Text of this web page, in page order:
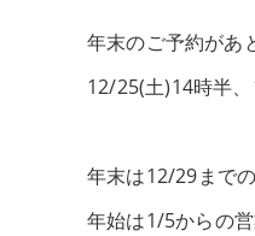
年末のご予約があ
12/25(土)14時半
年末は12/29まで
年始は1/5からの営